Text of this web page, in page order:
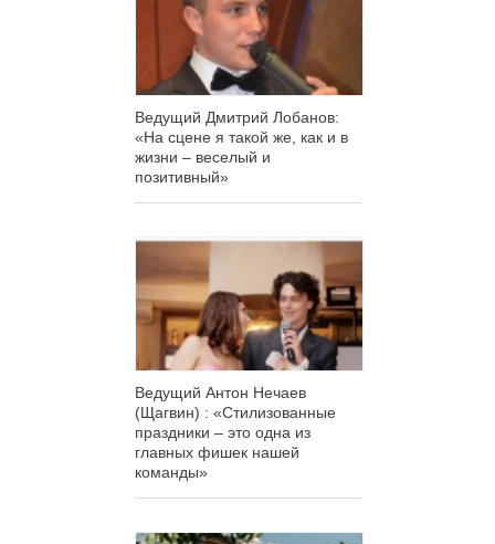
Ведущий Дмитрий Лобанов:
«На сцене я такой же, как и в
жизни – веселый и
позитивный»
Ведущий Антон Нечаев
(Щагвин) : «Стилизованные
праздники – это одна из
главных фишек нашей
команды»